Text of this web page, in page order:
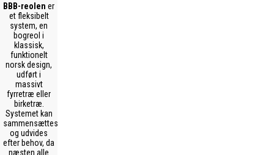
BBB-reolen er
et fleksibelt
system, en
bogreol i
klassisk,
funktionelt
norsk design,
udført i
massivt
fyrretræ eller
birketræ.
Systemet kan
sammensættes
og udvides
efter behov, da
næsten alle